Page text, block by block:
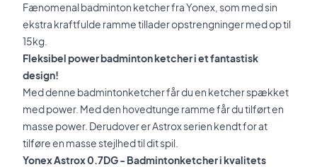
Fænomenal badminton ketcher fra Yonex, som med sin
ekstra kraftfulde ramme tillader opstrengninger med op til
15kg.
Fleksibel power badminton ketcher i et fantastisk
design!
Med denne badmintonketcher får du en ketcher spækket
med power. Med den hovedtunge ramme får du tilført en
masse power. Derudover er Astrox serien kendt for at
tilføre en masse stejlhed til dit spil.
Yonex Astrox 0.7DG - Badmintonketcher i kvalitets